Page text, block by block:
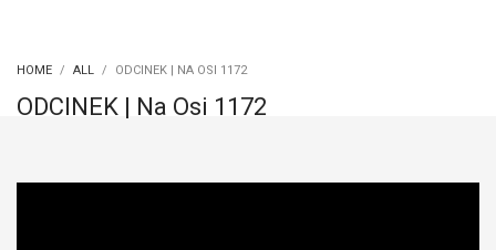
HOME ALL ODCINEK | NA OSI 1172
ODCINEK | Na Osi 1172